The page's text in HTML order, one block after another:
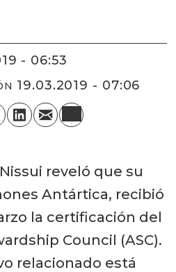
- 06:53
19.03.2019 - 07:06
reveló que su
Antártica, recibió
la certificación del
Council (ASC).
relacionado está